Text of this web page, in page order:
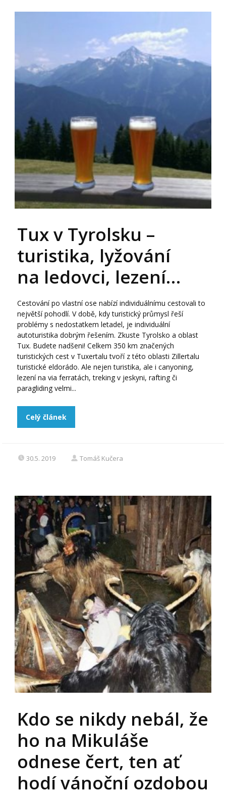
Tux v Tyrolsku –
turistika, lyžování
na ledovci, lezení…
Cestování po vlastní ose nabízí individuálnímu cestovali to
největší pohodlí. V době, kdy turistický průmysl řeší
problémy s nedostatkem letadel, je individuální
autoturistika dobrým řešením. Zkuste Tyrolsko a oblast
Tux. Budete nadšeni! Celkem 350 km značených
turistických cest v Tuxertalu tvoří z této oblasti Zillertalu
turistické eldorádo. Ale nejen turistika, ale i canyoning,
lezení na via ferratách, treking v jeskyni, rafting či
paragliding velmi...
Celý článek
30.5. 2019 Tomáš Kučera
Kdo se nikdy nebál, že
ho na Mikuláše
odnese čert, ten ať
hodí vánoční ozdobou